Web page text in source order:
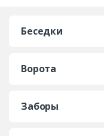
Беседки
Ворота
Заборы